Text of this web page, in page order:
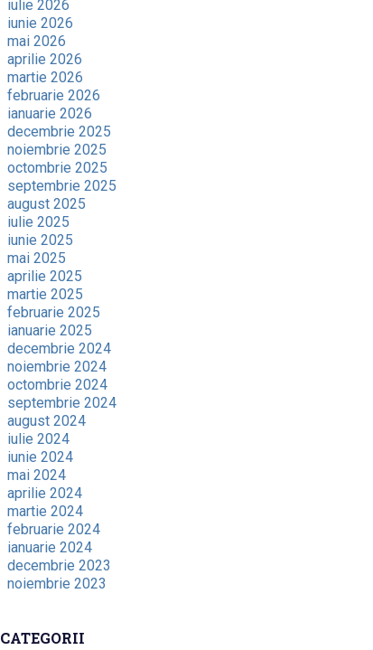
iulie 2026
iunie 2026
mai 2026
aprilie 2026
martie 2026
februarie 2026
ianuarie 2026
decembrie 2025
noiembrie 2025
octombrie 2025
septembrie 2025
august 2025
iulie 2025
iunie 2025
mai 2025
aprilie 2025
martie 2025
februarie 2025
ianuarie 2025
decembrie 2024
noiembrie 2024
octombrie 2024
septembrie 2024
august 2024
iulie 2024
iunie 2024
mai 2024
aprilie 2024
martie 2024
februarie 2024
ianuarie 2024
decembrie 2023
noiembrie 2023
CATEGORII